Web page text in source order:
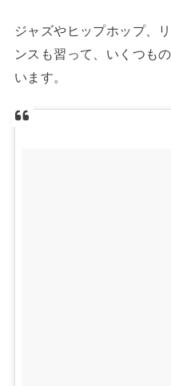
ジャズやヒップホップ、
ンスも習って、いくつも
います。